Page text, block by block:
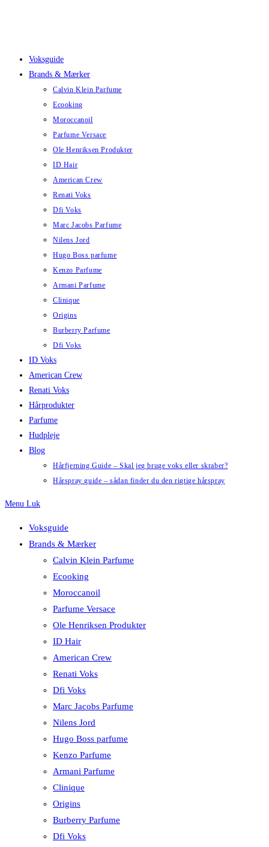
Voksguide
Brands & Mærker
Calvin Klein Parfume
Ecooking
Moroccanoil
Parfume Versace
Ole Henriksen Produkter
ID Hair
American Crew
Renati Voks
Dfi Voks
Marc Jacobs Parfume
Nilens Jord
Hugo Boss parfume
Kenzo Parfume
Armani Parfume
Clinique
Origins
Burberry Parfume
Dfi Voks
ID Voks
American Crew
Renati Voks
Hårprodukter
Parfume
Hudpleje
Blog
Hårfjerning Guide – Skal jeg bruge voks eller skraber?
Hårspray guide – sådan finder du den rigtige hårspray
Menu Luk
Voksguide
Brands & Mærker
Calvin Klein Parfume
Ecooking
Moroccanoil
Parfume Versace
Ole Henriksen Produkter
ID Hair
American Crew
Renati Voks
Dfi Voks
Marc Jacobs Parfume
Nilens Jord
Hugo Boss parfume
Kenzo Parfume
Armani Parfume
Clinique
Origins
Burberry Parfume
Dfi Voks